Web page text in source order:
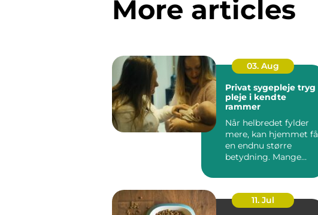
More articles
03. Aug
Privat sygepleje tryg
pleje i kendte
rammer
Når helbredet fylder
mere, kan hjemmet få
en endnu større
betydning. Mange
be...
11. Jul